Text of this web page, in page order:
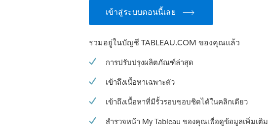
เข้าสู่ระบบตอนนี้เลย
รวมอยู่ในบัญชี TABLEAU.COM ของคุณแล้ว
การปรับปรุงผลิตภัณฑ์ล่าสุด
เข้าถึงเนื้อหาเฉพาะตัว
เข้าถึงเนื้อหาที่มีรั้วรอบขอบชิดได้ในคลิกเดียว
สำรวจหน้า My Tableau ของคุณเพื่อดูข้อมูลเพิ่มเติม